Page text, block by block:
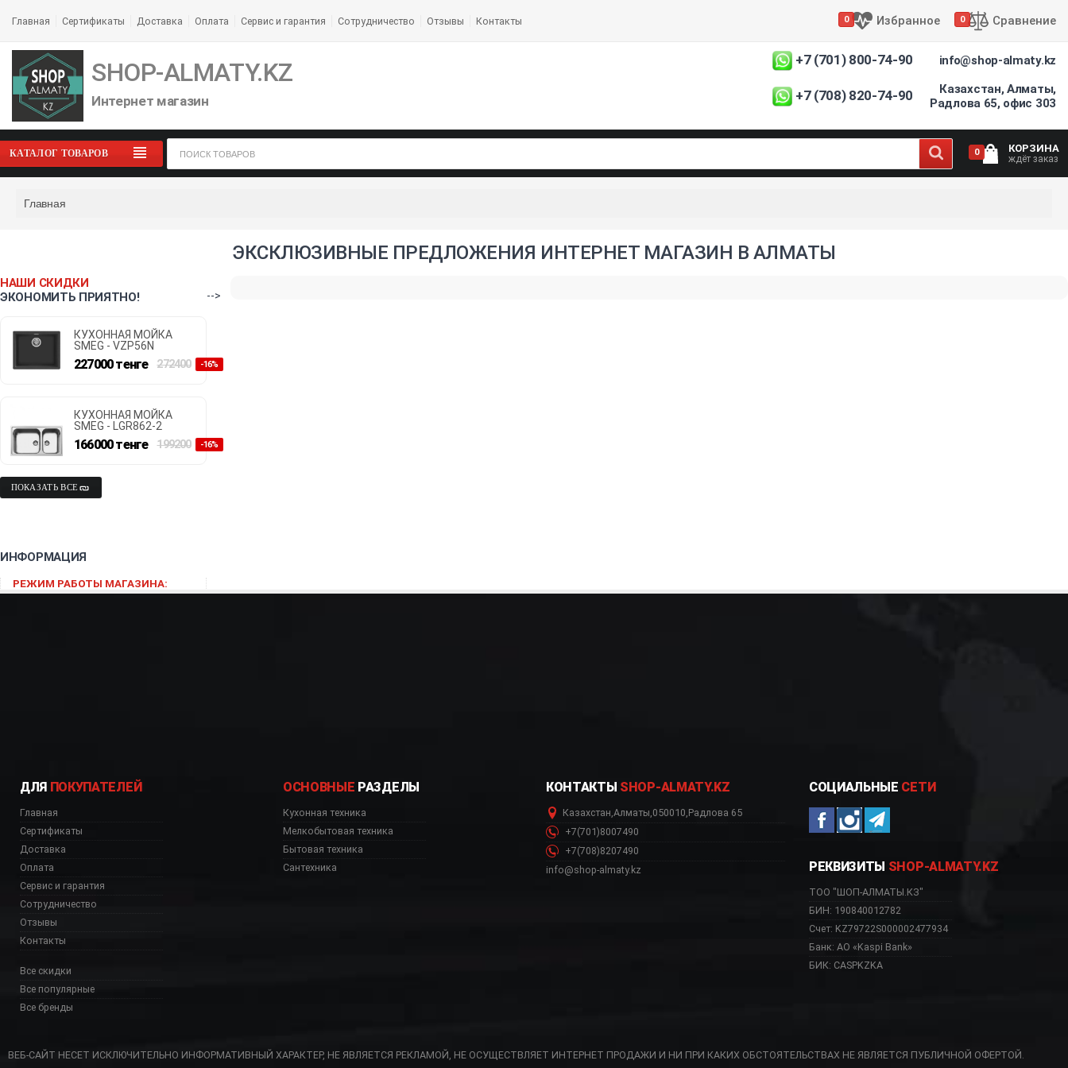
Главная Сертификаты Доставка Оплата Сервис и гарантия Сотрудничество Отзывы Контакты 0 Избранное 0 Сравнение
SHOP-ALMATY.KZ
Интернет магазин
+7 (701) 800-74-90
+7 (708) 820-74-90
info@shop-almaty.kz
Казахстан, Алматы,
Радлова 65, офис 303
КАТАЛОГ ТОВАРОВ 0 КОРЗИНА
ждёт заказ
Главная
ЭКСКЛЮЗИВНЫЕ ПРЕДЛОЖЕНИЯ ИНТЕРНЕТ МАГАЗИН В АЛМАТЫ
НАШИ СКИДКИ
ЭКОНОМИТЬ ПРИЯТНО!
КУХОННАЯ МОЙКА
SMEG - VZP56N
227000тенге 272400 -16%
КУХОННАЯ МОЙКА
SMEG - LGR862-2
166000тенге 199200 -16%
ПОКАЗАТЬ ВСЕ
ИНФОРМАЦИЯ
РЕЖИМ РАБОТЫ МАГАЗИНА:
Заказы ОНЛАЙН принимаются
-->
ДЛЯ ПОКУПАТЕЛЕЙ
Главная
Сертификаты
Доставка
Оплата
Сервис и гарантия
Сотрудничество
Отзывы
Контакты
Все скидки
Все популярные
Все бренды
ОСНОВНЫЕ РАЗДЕЛЫ
Кухонная техника
Мелкобытовая техника
Бытовая техника
Сантехника
КОНТАКТЫ SHOP-ALMATY.KZ
Казахстан,Алматы,050010,Радлова 65
+7(701)8007490
+7(708)8207490
info@shop-almaty.kz
СОЦИАЛЬНЫЕ СЕТИ
РЕКВИЗИТЫ SHOP-ALMATY.KZ
ТОО "ШОП-АЛМАТЫ.КЗ"
БИН: 190840012782
Счет: KZ79722S000002477934
Банк: АО «Kaspi Bank»
БИК: CASPKZKA
ВЕБ-САЙТ НЕСЕТ ИСКЛЮЧИТЕЛЬНО ИНФОРМАТИВНЫЙ ХАРАКТЕР, НЕ ЯВЛЯЕТСЯ РЕКЛАМОЙ, НЕ ОСУЩЕСТВЛЯЕТ ИНТЕРНЕТ ПРОДАЖИ И НИ ПРИ КАКИХ ОБСТОЯТЕЛЬСТВАХ НЕ ЯВЛЯЕТСЯ ПУБЛИЧНОЙ ОФЕРТОЙ.